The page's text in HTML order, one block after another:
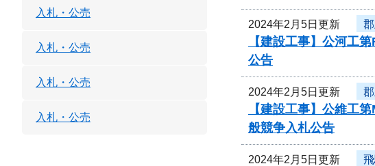
2024年2月5日更新
【建設工事】公河工
公告
2024年2月5日更新
【建設工事】公維工
般競争入札公告
2024年2月5日更新
入札・公売
入札・公売
入札・公売
入札・公売